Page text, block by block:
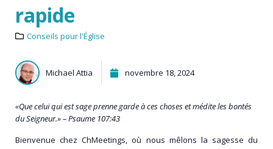
rapide
Conseils pour l'Église
Michael Attia novembre 18, 2024
«Que celui qui est sage prenne garde à ces choses et médite les bontés
du Seigneur.» – Psaume 107:43
Bienvenue chez ChMeetings, où nous mêlons la sagesse du